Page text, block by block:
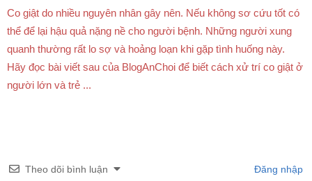
Co giật do nhiều nguyên nhân gây nên. Nếu không sơ cứu tốt có
thể để lại hậu quả nặng nề cho người bệnh. Những người xung
quanh thường rất lo sợ và hoảng loạn khi gặp tình huống này.
Hãy đọc bài viết sau của BlogAnChoi để biết cách xử trí co giật ở
người lớn và trẻ ...
Theo dõi bình luận Đăng nhập